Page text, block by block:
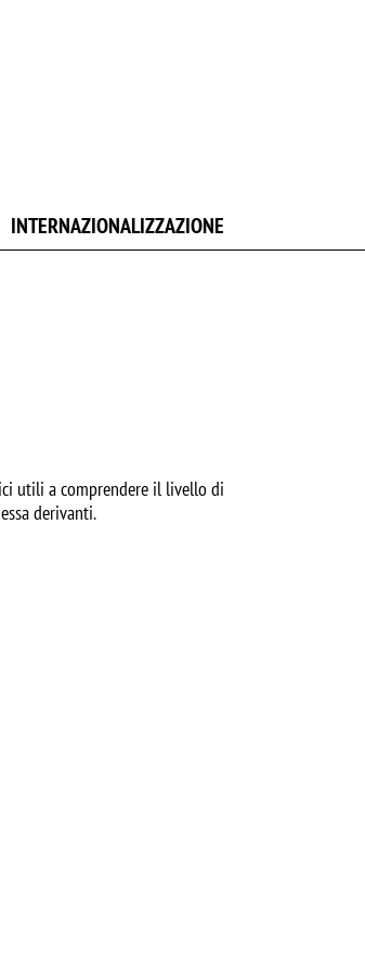
INTERNAZIONALIZZAZIONE
utili a comprendere il livello di
derivanti.